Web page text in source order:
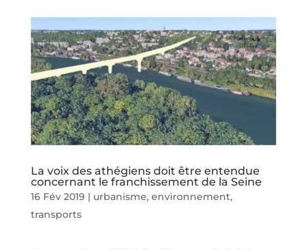
La voix des athégiens doit être entendue
concernant le franchissement de la Seine
16 Fév 2019 | urbanisme, environnement,
transports